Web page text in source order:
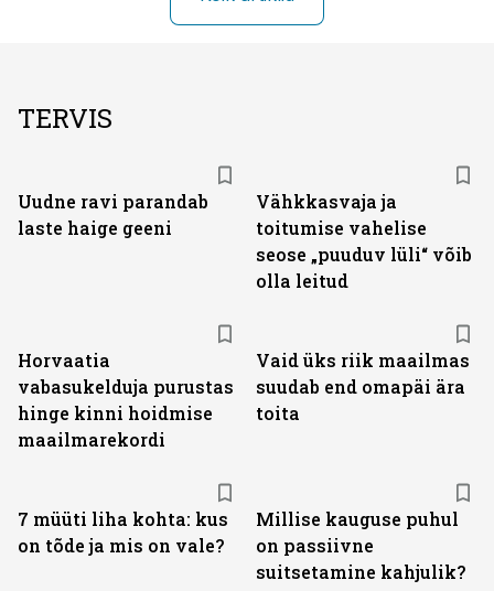
TERVIS
Uudne ravi parandab
laste haige geeni
Vähkkasvaja ja
toitumise vahelise
seose „puuduv lüli“ võib
olla leitud
Horvaatia
vabasukelduja purustas
hinge kinni hoidmise
maailmarekordi
Vaid üks riik maailmas
suudab end omapäi ära
toita
7 müüti liha kohta: kus
on tõde ja mis on vale?
Millise kauguse puhul
on passiivne
suitsetamine kahjulik?